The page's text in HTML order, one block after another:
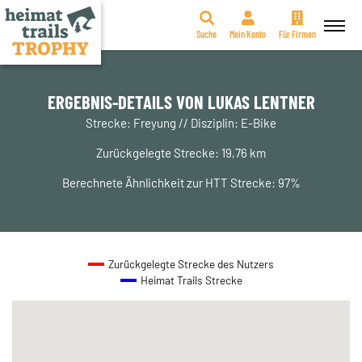
Zum
Suche Mein Konto Für Firmen
ERGEBNIS-DETAILS VON LUKAS LENTNER
Strecke: Freyung // Disziplin: E-Bike
Zurückgelegte Strecke: 19,76 km
Berechnete Ähnlichkeit zur HTT Strecke: 97%
Zurückgelegte Strecke des Nutzers
Heimat Trails Strecke